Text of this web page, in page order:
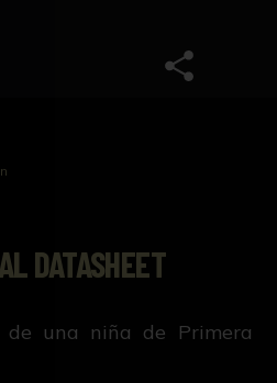
DATASHEET
una niña de Primera